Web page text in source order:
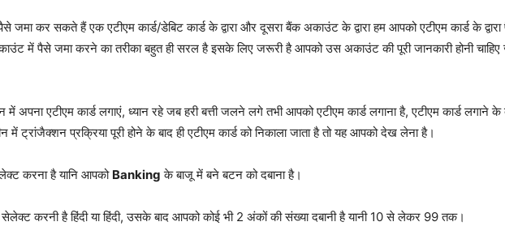
जमा कर सकते हैं एक एटीएम कार्ड/डेबिट कार्ड के द्वारा और दूसरा बैंक अकाउंट के द्वारा हम आपको एटीएम कार्ड के
में पैसे जमा करने का तरीका बहुत ही सरल है इसके लिए जरूरी है आपको उस अकाउंट की पूरी जानकारी होनी
अपना एटीएम कार्ड लगाएं, ध्यान रहे जब हरी बत्ती जलने लगे तभी आपको एटीएम कार्ड लगाना है, एटीएम कार्ड लगाने
में ट्रांजैक्शन प्रक्रिया पूरी होने के बाद ही एटीएम कार्ड को निकाला जाता है तो यह आपको देख लेना है।
करना है यानि आपको Banking के बाजू में बने बटन को दबाना है।
करनी है हिंदी या हिंदी, उसके बाद आपको कोई भी 2 अंकों की संख्या दबानी है यानी 10 से लेकर 99 तक।